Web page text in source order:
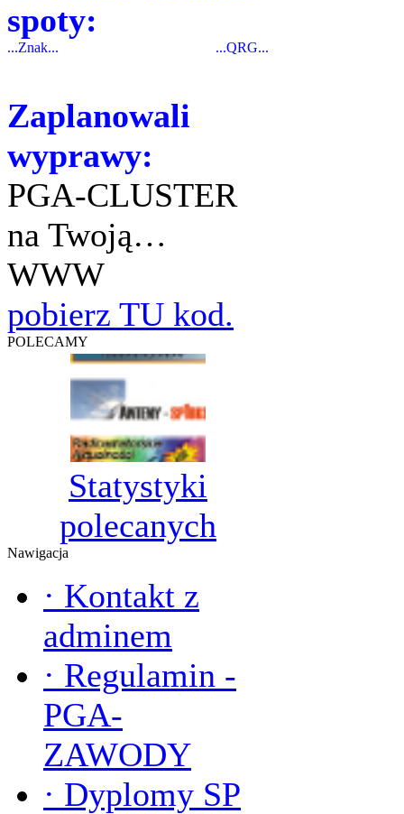
spoty:
...Znak... ...QRG...
Zaplanowali
wyprawy:
PGA-CLUSTER
na Twoją…
WWW
pobierz TU kod.
POLECAMY
Statystyki
polecanych
Nawigacja
· Kontakt z
adminem
· Regulamin -
PGA-
ZAWODY
· Dyplomy SP